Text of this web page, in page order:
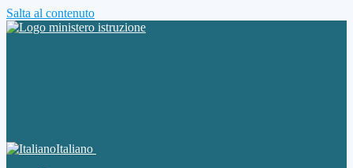
Salta al contenuto
Italiano